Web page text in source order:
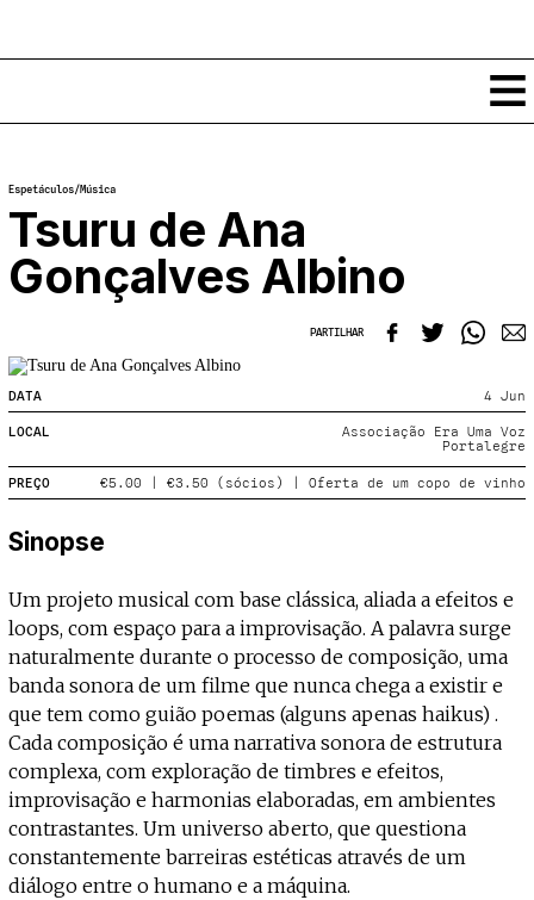
Notícias
Classificados
Ver todos
Agenda
Exposições
Por Localidade
Mapa
COFFEELABS
Workshops
Cursos Curtos
Formadores
Links úteis
Sobre
Projecto e Equipa
Ficha Técnica
Política de privacidade
Contactar
Política de privacidade - App
Coffeelabs Cursos curtos
— apoia o Coffeepaste e ajuda-nos a chegar mais longe.
Espetáculos/Música
Tsuru de Ana
Gonçalves Albino
PARTILHAR
DATA 4 Jun
LOCAL
Associação Era Uma Voz
Portalegre
PREÇO €5.00 | €3.50 (sócios) | Oferta de um copo de vinho
Sinopse
Um projeto musical com base clássica, aliada a efeitos e
loops, com espaço para a improvisação. A palavra surge
naturalmente durante o processo de composição, uma
banda sonora de um filme que nunca chega a existir e
que tem como guião poemas (alguns apenas haikus) .
Cada composição é uma narrativa sonora de estrutura
complexa, com exploração de timbres e efeitos,
improvisação e harmonias elaboradas, em ambientes
contrastantes. Um universo aberto, que questiona
constantemente barreiras estéticas através de um
diálogo entre o humano e a máquina.